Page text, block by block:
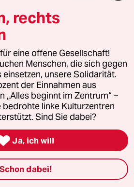
zum Staunen : man braucht nur
Leserkommentare zu studieren ,
ganze Gesellschaft
.
Uhr
die kollektive Intelligenz, und
als die einzelner."
Segen das , @ Tim Leuther !
eigene Fehlende hier nicht zur
würden , fiele sie nicht so auf .
rechts
eine offene Gesellschaft!
Menschen, die sich gegen
unsere Solidarität.
der Einnahmen aus
„Alles beginnt im Zentrum“ –
bedrohte linke Kulturzentren
Sind Sie dabei?
Ja, ich will
Schon dabei!